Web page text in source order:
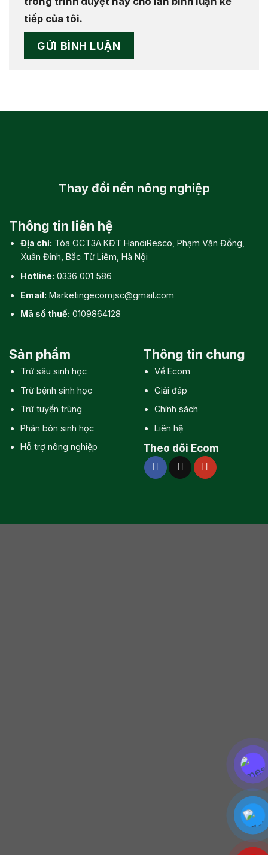
tiếp của tôi.
Thay đổi nền nông nghiệp
Thông tin liên hệ
Địa chỉ: Tòa OCT3A KĐT HandiResco, Phạm Văn Đồng,
Xuân Đỉnh, Bắc Từ Liêm, Hà Nội
Hotline: 0336 001 586
Email: Marketingecomjsc@gmail.com
Mã số thuế: 0109864128
Sản phẩm
Trừ sâu sinh học
Trừ bệnh sinh học
Trừ tuyến trùng
Phân bón sinh học
Hỗ trợ nông nghiệp
Thông tin chung
Về Ecom
Giải đáp
Chính sách
Liên hệ
Theo dõi Ecom